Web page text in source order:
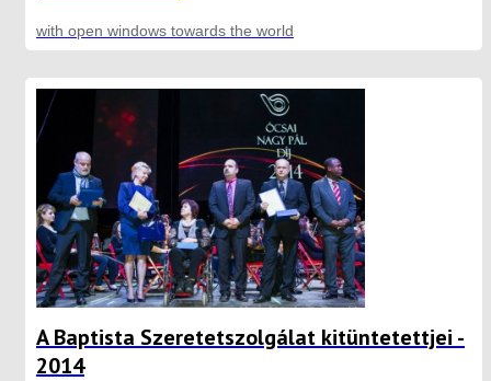
with open windows towards the world
A Baptista Szeretetszolgálat kitüntetettjei -
2014